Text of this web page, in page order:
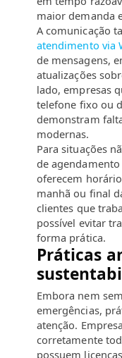
maior demanda
A comunicação
atendimento via
de mensagens,
atualizações
lado, empresas
telefone fixo ou
demonstram
modernas.
Para situações
de
oferecem
manhã ou final
clientes que
possível evitar
forma prática.
Práticas
Embora nem
emergências,
atenção.
corretamente
possuem